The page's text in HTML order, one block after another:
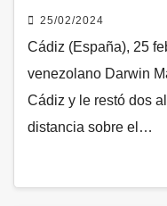
25/02/2024
Cádiz (España), 25
venezolano Darwin
Cádiz y le restó dos
distancia sobre el…